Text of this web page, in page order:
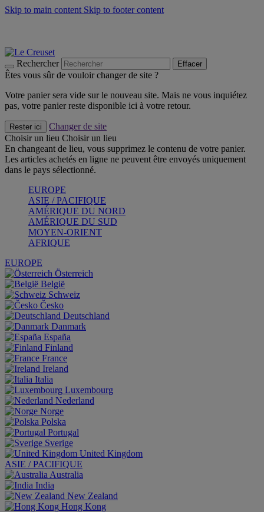
Skip to main content Skip to footer content
Rechercher Effacer
Êtes vous sûr de vouloir changer de site ?
Votre panier sera vide sur le nouveau site. Mais ne vous inquiétez
pas, votre panier reste disponible ici à votre retour.
Rester ici
Changer de site
Choisir un lieu Choisir un lieu
En changeant de lieu, vous supprimez le contenu de votre panier.
Les articles achetés en ligne ne peuvent être envoyés uniquement
dans le pays sélectionné.
EUROPE
ASIE / PACIFIQUE
AMÉRIQUE DU NORD
AMÉRIQUE DU SUD
MOYEN-ORIENT
AFRIQUE
EUROPE
Österreich
België
Schweiz
Česko
Deutschland
Danmark
España
Finland
France
Ireland
Italia
Luxembourg
Nederland
Norge
Polska
Portugal
Sverige
United Kingdom
ASIE / PACIFIQUE
Australia
India
New Zealand
Hong Kong